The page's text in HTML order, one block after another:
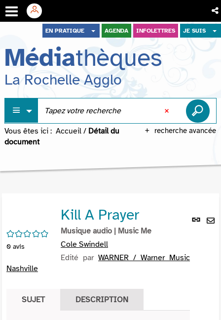
menu
contenu
recherche
EN PRATIQUE AGENDA INFOLETTRES JE SUIS
Médiathèques
La Rochelle Agglo
recherche avancée
Vous êtes ici : Accueil / Détail du
document
Lien
/5
0 avis
Kill A Prayer
Musique audio | Music Me
Cole Swindell
Edité par WARNER / Warner Music
Nashville
SUJET DESCRIPTION